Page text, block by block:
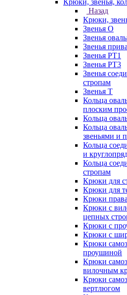
Крюки, звенья,
Назад
Крюки,
Звенья О
Звенья
Звенья
Звенья РТ1
Звенья РТ3
Звенья
стропам
Звенья Т
Кольца
плоским
Кольца
Кольца
звеньями и
Кольца
и
Кольца
стропам
Крюки для
Крюки для
Крюки
Крюки с
цепных
Крюки с
Крюки с
Крюки
проушиной
Крюки
вилочным
Крюки
вертлюгом